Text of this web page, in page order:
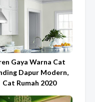
Gaya Warna Cat
Dapur Modern,
Cat Rumah 2020